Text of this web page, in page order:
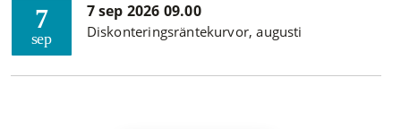
7
sep
7 sep 2026 09.00
Diskonteringsräntekurvor, augusti